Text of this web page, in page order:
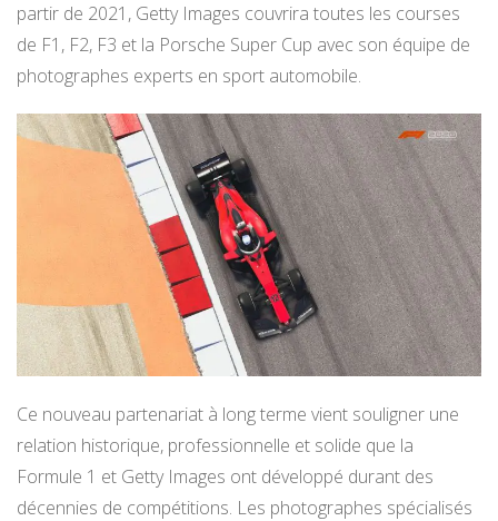
partir de 2021, Getty Images couvrira toutes les courses
de F1, F2, F3 et la Porsche Super Cup avec son équipe de
photographes experts en sport automobile.
Ce nouveau partenariat à long terme vient souligner une
relation historique, professionnelle et solide que la
Formule 1 et Getty Images ont développé durant des
décennies de compétitions. Les photographes spécialisés